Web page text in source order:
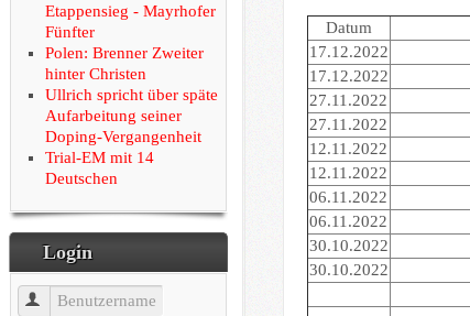
Etappensieg - Mayrhofer
Fünfter
Polen: Brenner Zweiter
hinter Christen
Ullrich spricht über späte
Aufarbeitung seiner
Doping-Vergangenheit
Trial-EM mit 14
Deutschen
Login
Benutzername
Datum
17.12.2022
17.12.2022
27.11.2022
27.11.2022
12.11.2022
12.11.2022
06.11.2022
06.11.2022
30.10.2022
30.10.2022